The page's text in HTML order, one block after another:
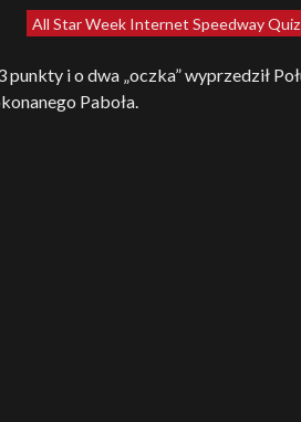
All Star Week Internet Speedway Quiz
i o dwa „oczka” wyprzedził
Paboła.